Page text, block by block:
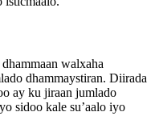
walxaha
dhammaystiran. Diirada
ay ku jiraan jumlado
sidoo kale su’aalo iyo